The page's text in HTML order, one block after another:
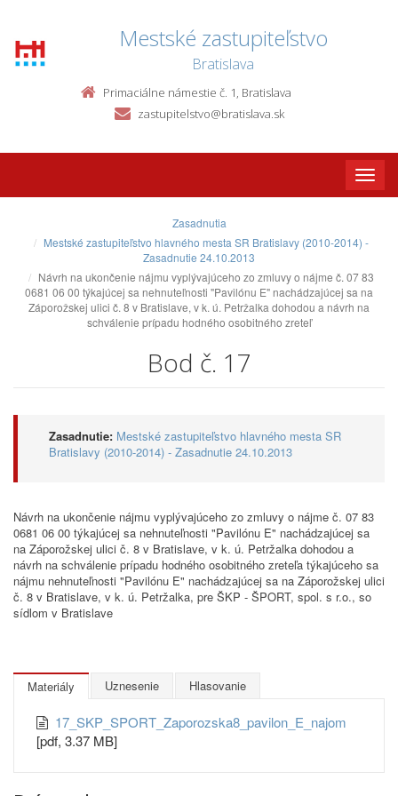
Mestské zastupiteľstvo
Bratislava
Primaciálne námestie č. 1, Bratislava
zastupitelstvo@bratislava.sk
Toggle
Zasadnutia
Mestské zastupiteľstvo hlavného mesta SR Bratislavy (2010-2014) -
Zasadnutie 24.10.2013
Návrh na ukončenie nájmu vyplývajúceho zo zmluvy o nájme č. 07 83
0681 06 00 týkajúcej sa nehnuteľnosti "Pavilónu E" nachádzajúcej sa na
Záporožskej ulici č. 8 v Bratislave, v k. ú. Petržalka dohodou a návrh na
schválenie prípadu hodného osobitného zreteľ
Bod č. 17
Zasadnutie: Mestské zastupiteľstvo hlavného mesta SR
Bratislavy (2010-2014) - Zasadnutie 24.10.2013
Návrh na ukončenie nájmu vyplývajúceho zo zmluvy o nájme č. 07 83
0681 06 00 týkajúcej sa nehnuteľnosti "Pavilónu E" nachádzajúcej sa
na Záporožskej ulici č. 8 v Bratislave, v k. ú. Petržalka dohodou a
návrh na schválenie prípadu hodného osobitného zreteľa týkajúceho sa
nájmu nehnuteľnosti "Pavilónu E" nachádzajúcej sa na Záporožskej ulici
č. 8 v Bratislave, v k. ú. Petržalka, pre ŠKP - ŠPORT, spol. s r.o., so
sídlom v Bratislave
Materiály Uznesenie Hlasovanie
17_SKP_SPORT_Zaporozska8_pavilon_E_najom
[pdf, 3.37 MB]